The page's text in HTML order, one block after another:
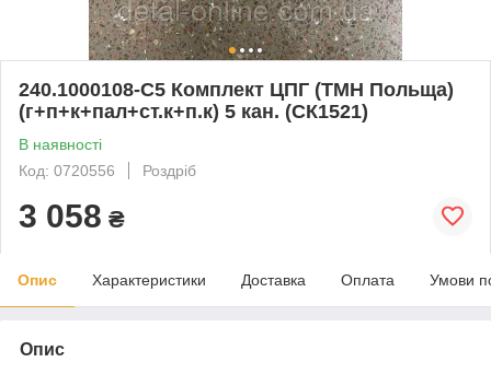
240.1000108-С5 Комплект ЦПГ (ТМН Польща)
(г+п+к+пал+ст.к+п.к) 5 кан. (СК1521)
В наявності
Код: 0720556
Роздріб
3 058 ₴
Опис Характеристики Доставка Оплата Умови
Опис